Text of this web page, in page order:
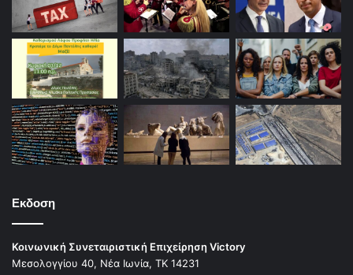
Εκδοση
Κοινωνική Συνεταιριστική Επιχείρηση Victory
Μεσολογγίου 40, Νέα Ιωνία, ΤΚ 14231